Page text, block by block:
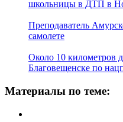
школьницы в ДТП в
Преподаватель
самолете
Около 10 километров
Благовещенске по
Материалы по теме: